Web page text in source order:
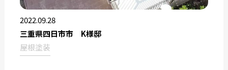
2022.09.28
三重県四日市市 K様邸
屋根塗装